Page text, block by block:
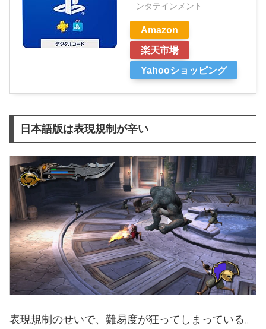
ンタテインメント
Amazon
楽天市場
Yahooショッピング
日本語版は表現規制が辛い
表現規制のせいで、難易度が狂ってしまっている。